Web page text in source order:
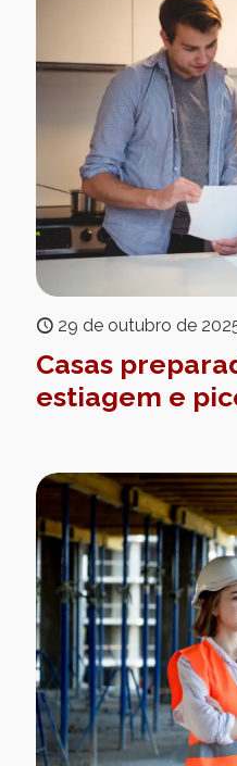
29 de outubro de
Casas
estiagem e